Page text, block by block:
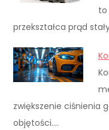
to
przekształca prąd
zwiększenie ciśnienia
objętości.…